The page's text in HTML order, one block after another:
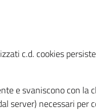
c.d. cookies
e svaniscono con la
necessari per